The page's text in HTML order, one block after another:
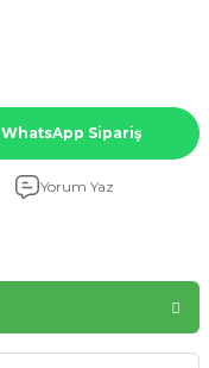
WhatsApp Sipariş
Yorum Yaz